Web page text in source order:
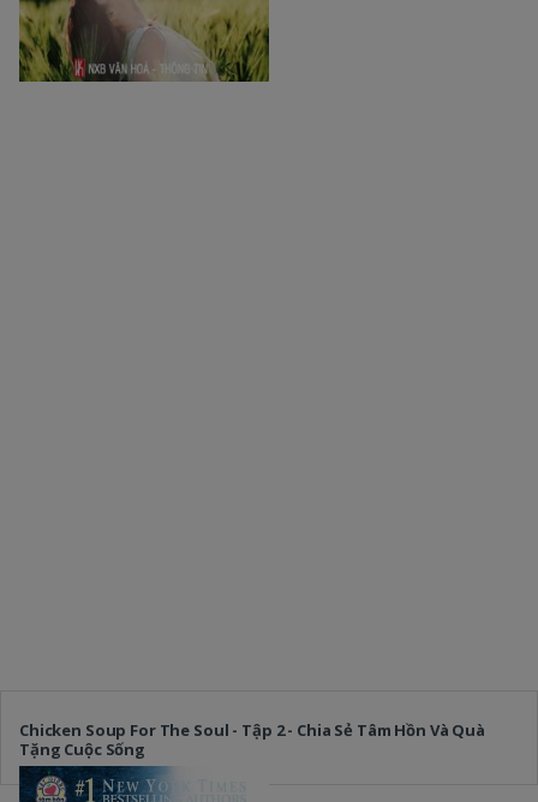
Chicken Soup For The Soul - Tập 2 - Chia Sẻ Tâm Hồn Và Quà
Tặng Cuộc Sống